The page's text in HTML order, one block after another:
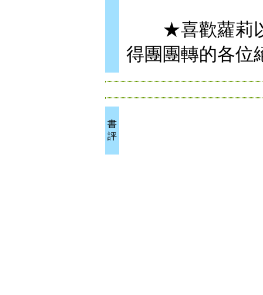
★喜歡蘿莉以
得團團轉的各位
書
評